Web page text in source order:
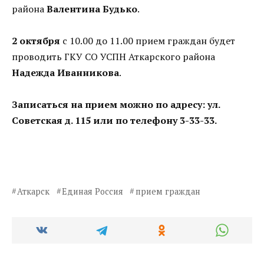
районаВалентина Будько.
2 октября с 10.00 до 11.00 прием граждан будет
проводить ГКУ СО УСПН Аткарского района
Надежда Иванникова.
Записаться на прием можно по адресу: ул.
Советская д. 115 или по телефону 3-33-33.
Аткарск Единая Россия прием граждан